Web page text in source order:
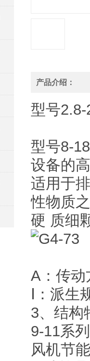
产品介绍：
型号2.8-
型号8-
设备的
适用于
性物质
硬 质细
A：传动
Ⅰ：派生
3、结构
9-11系
风机节